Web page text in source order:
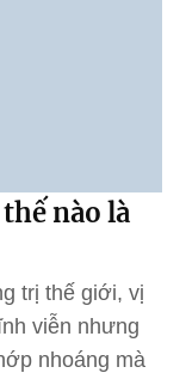
nào là
trị thế giới, vị
viễn nhưng
nhoáng mà